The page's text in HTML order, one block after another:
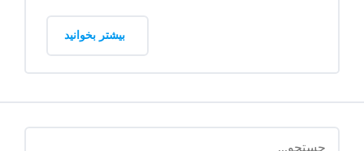
بیشتر بخوانید